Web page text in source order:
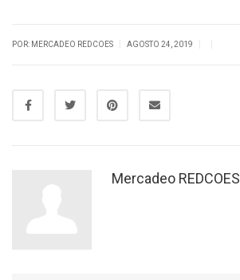
POR: MERCADEO REDCOES AGOSTO 24, 2019
Mercadeo REDCOES